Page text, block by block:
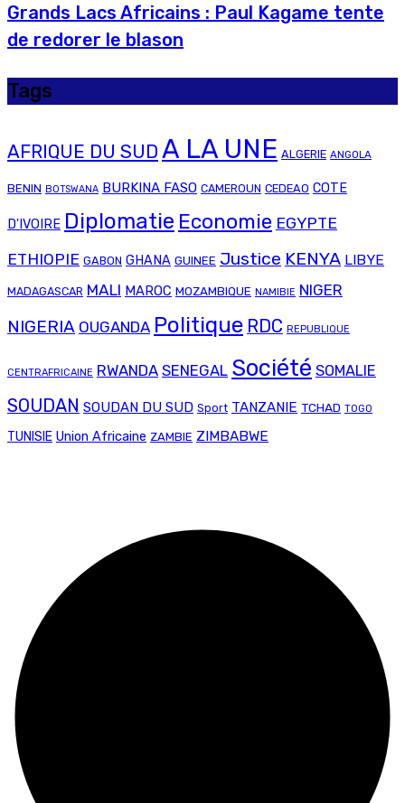
Grands Lacs Africains : Paul Kagame tente
de redorer le blason
Tags
AFRIQUE DU SUD A LA UNE ALGERIE ANGOLA
BENIN BOTSWANA BURKINA FASO CAMEROUN CEDEAO COTE
D'IVOIRE Diplomatie Economie EGYPTE
ETHIOPIE GABON GHANA GUINEE Justice KENYA LIBYE
MADAGASCAR MALI MAROC MOZAMBIQUE NAMIBIE NIGER
NIGERIA OUGANDA Politique RDC REPUBLIQUE
CENTRAFRICAINE RWANDA SENEGAL Société SOMALIE
SOUDAN SOUDAN DU SUD Sport TANZANIE TCHAD TOGO
TUNISIE Union Africaine ZAMBIE ZIMBABWE